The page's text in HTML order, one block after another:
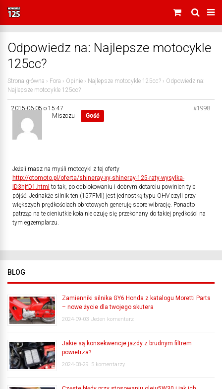
Odpowiedz na: Najlepsze motocykle
125cc?
Strona główna › Fora › Opinie › Najlepsze motocykle 125cc? › Odpowiedz na:
Najlepsze motocykle 125cc?
2015-06-05 o 15:47
#1998
Miszczu
Gość
Jeżeli masz na myśli motocykl z tej oferty
http://otomoto.pl/oferta/shineray-xy-shineray-125-raty-wysylka-
ID3hjfD1.html to tak, po odblokowaniu i dobrym dotarciu powinien tyle
pójść. Jednakże silnik ten (157FMI) jest jednostką typu OHV czyli przy
większych prędkościach obrotowych generuję spore wibrację. Ponadto
patrząc na te cieniutkie koła nie czuję się przekonany do takiej prędkości na
tym egzemplarzu.
BLOG
Zamienniki silnika GY6 Honda z katalogu Moretti Parts
– nowe życie dla twojego skutera
2024-09-03 Jeden komentarz
Jakie są konsekwencje jazdy z brudnym filtrem
powietrza?
2024-08-29 5 komentarzy